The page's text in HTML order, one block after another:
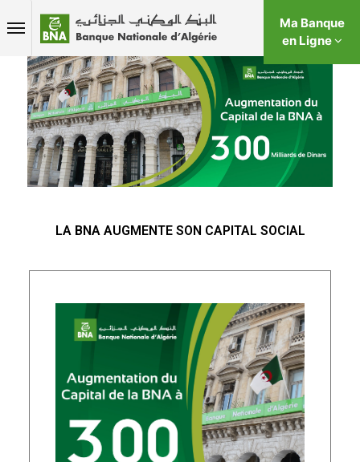
Ma Banque
en Ligne
LA BNA AUGMENTE SON CAPITAL SOCIAL